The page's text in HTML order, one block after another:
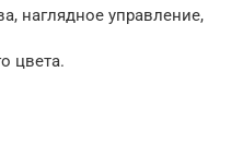
наглядное управление,
цвета.